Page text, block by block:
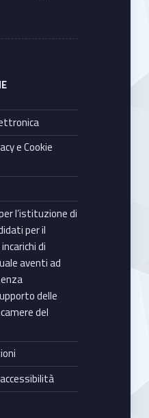
e Cookie
l’istituzione di
per il
di
aventi ad
delle
del